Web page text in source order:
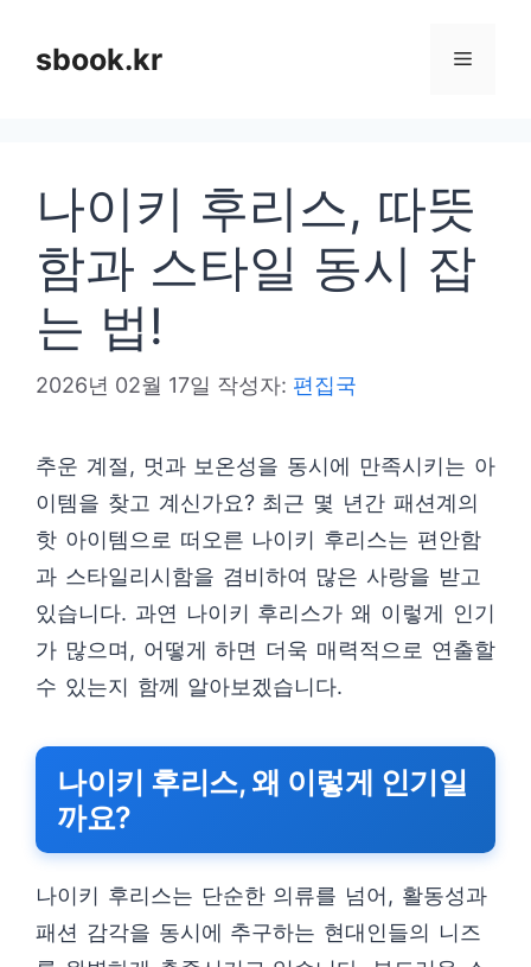
sbook.kr 메
나이키 후리스, 따뜻
함과 스타일 동시 잡
는 법!
2026년 02월 17일 작성자: 편집국
추운 계절, 멋과 보온성을 동시에 만족시키는 아
이템을 찾고 계신가요? 최근 몇 년간 패션계의
핫 아이템으로 떠오른 나이키 후리스는 편안함
과 스타일리시함을 겸비하여 많은 사랑을 받고
있습니다. 과연 나이키 후리스가 왜 이렇게 인기
가 많으며, 어떻게 하면 더욱 매력적으로 연출할
수 있는지 함께 알아보겠습니다.
나이키 후리스, 왜 이렇게 인기일
까요?
나이키 후리스는 단순한 의류를 넘어, 활동성과
패션 감각을 동시에 추구하는 현대인들의 니즈